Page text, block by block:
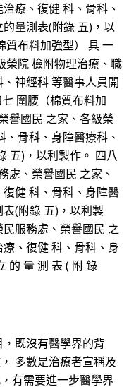
療、復健 科、骨科、
量測表(附錄 五)，以
質布料加強型） 具 一
榮院 檢附物理治療、職
神經科 等醫事人員開
圍腰（棉質布料加
譽國民 之家、各級榮
骨科、身障醫療科、
五)，以利製作。 四八
處、榮譽國民 之家、
健 科、骨科、身障醫
(附錄 五)，以利製
服務處、榮譽國民 之
、復健 科、骨科、身
的 量 測 表 ( 附 錄
既沒有醫學界的背
多數是治療者宣稱及
有需要進一步醫學界